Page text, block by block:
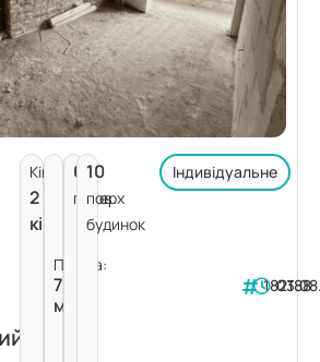
Кімнат:
2
кімнати
Площа:
76
м²
6
поверх
10
пов.
будинок
Індивідуальне
182188